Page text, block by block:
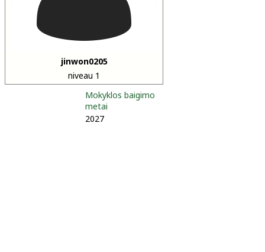
jinwon0205
niveau 1
Mokyklos baigimo
metai
2027